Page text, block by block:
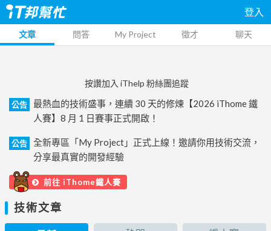
登入
文章 問答 My Project 徵才 聊天
按讚加入 iThelp 粉絲團追蹤
公告
最熱血的技術盛事，連續 30 天的修煉【2026 iThome 鐵
人賽】8 月 1 日賽事正式開啟！
公告
全新專區「My Project」正式上線！邀請你用技術交流，
分享最真實的開發經驗
前往 iThome鐵人賽
技術文章